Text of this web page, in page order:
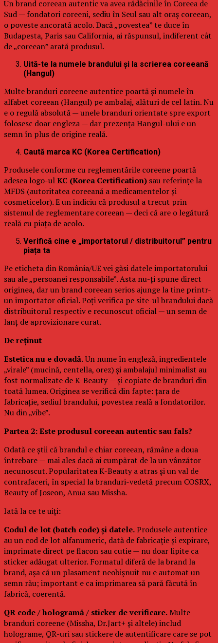
Un brand coreean autentic va avea rădăcinile în Coreea de
Sud — fondatori coreeni, sediu în Seul sau alt oraș coreean,
o poveste ancorată acolo. Dacă „povestea” te duce în
Budapesta, Paris sau California, ai răspunsul, indiferent cât
de „coreean” arată produsul.
Uită-te la numele brandului și la scrierea coreeană
(Hangul)
Multe branduri coreene autentice poartă și numele în
alfabet coreean (Hangul) pe ambalaj, alături de cel latin. Nu
e o regulă absolută — unele branduri orientate spre export
folosesc doar engleza — dar prezența Hangul-ului e un
semn în plus de origine reală.
Caută marca KC (Korea Certification)
Produsele conforme cu reglementările coreene poartă
adesea logo-ulKC (Korea Certification) sau referințe la
MFDS (autoritatea coreeană a medicamentelor și
cosmeticelor). E un indiciu că produsul a trecut prin
sistemul de reglementare coreean — deci că are o legătură
reală cu piața de acolo.
Verifică cine e „importatorul / distribuitorul” pentru
piața ta
Pe eticheta din România/UE vei găsi datele importatorului
sau ale „persoanei responsabile”. Asta nu-ți spune direct
originea, dar un brand coreean serios ajunge la tine printr-
un importator oficial. Poți verifica pe site-ul brandului dacă
distribuitorul respectiv e recunoscut oficial — un semn de
lanț de aprovizionare curat.
De reținut
Estetica nu e dovadă.Un nume în engleză, ingredientele
„virale” (mucină, centella, orez) și ambalajul minimalist au
fost normalizate de K-Beauty — și copiate de branduri din
toată lumea. Originea se verifică din fapte: țara de
fabricație, sediul brandului, povestea reală a fondatorilor.
Nu din „vibe”.
Partea 2: Este produsul coreean autentic sau fals?
Odată ce știi că brandul e chiar coreean, rămâne a doua
întrebare — mai ales dacă ai cumpărat de la un vânzător
necunoscut. Popularitatea K-Beauty a atras și un val de
contrafaceri, în special la branduri-vedetă precum COSRX,
Beauty of Joseon, Anua sau Missha.
Iată la ce te uiți:
Codul de lot (batch code) și datele.Produsele autentice
au un cod de lot alfanumeric, dată de fabricație și expirare,
imprimate direct pe flacon sau cutie — nu doar lipite ca
sticker adăugat ulterior. Formatul diferă de la brand la
brand, așa că un plasament neobișnuit nu e automat un
semn rău; important e ca imprimarea să pară făcută în
fabrică, coerentă.
QR code / hologramă / sticker de verificare.Multe
branduri coreene (Missha, Dr.Jart+ și altele) includ
holograme, QR-uri sau stickere de autentificare care se pot